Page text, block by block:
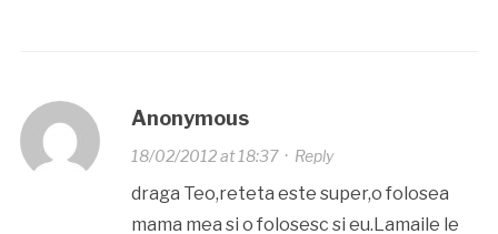
Anonymous
18/02/2012 at 18:37· Reply
draga Teo,reteta este super,o folosea
mama mea si o folosesc si eu.Lamaile le